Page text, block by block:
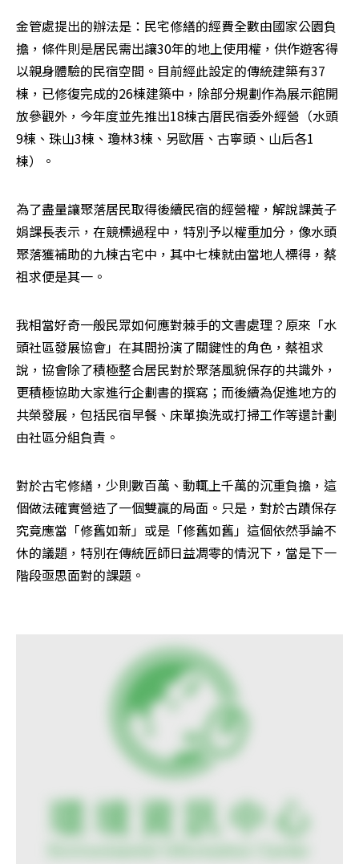
金管處提出的辦法是：民宅修繕的經費全數由國家公園負
擔，條件則是居民需出讓30年的地上使用權，供作遊客得
以親身體驗的民宿空間。目前經此設定的傳統建築有37
棟，已修復完成的26棟建築中，除部分規劃作為展示館開
放參觀外，今年度並先推出18棟古厝民宿委外經營（水頭
9棟、珠山3棟、瓊林3棟、另歐厝、古寧頭、山后各1
棟）。
為了盡量讓聚落居民取得後續民宿的經營權，解說課黃子
娟課長表示，在競標過程中，特別予以權重加分，像水頭
聚落獲補助的九棟古宅中，其中七棟就由當地人標得，蔡
祖求便是其一。
我相當好奇一般民眾如何應對棘手的文書處理？原來「水
頭社區發展協會」在其間扮演了關鍵性的角色，蔡祖求
說，協會除了積極整合居民對於聚落風貌保存的共識外，
更積極協助大家進行企劃書的撰寫；而後續為促進地方的
共榮發展，包括民宿早餐、床單換洗或打掃工作等還計劃
由社區分組負責。
對於古宅修繕，少則數百萬、動輒上千萬的沉重負擔，這
個做法確實營造了一個雙贏的局面。只是，對於古蹟保存
究竟應當「修舊如新」或是「修舊如舊」這個依然爭論不
休的議題，特別在傳統匠師日益凋零的情況下，當是下一
階段亟思面對的課題。